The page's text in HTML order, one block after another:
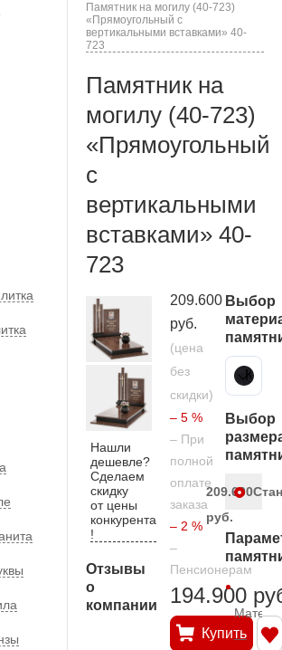
Памятник на могилу (40-723)
«Прямоугольный с
вертикальными вставками» 40-
723
Памятник на
могилу (40-723)
«Прямоугольный
с
вертикальными
вставками» 40-
723
Нашли
дешевле?
Сделаем
скидку
от цены
конкурента
!
Отзывы
о
компании
209.600
руб.
(цена
без
скидки)
– 5 %
– При
полной
оплате
заказа
– 2 %
–
Пенсионерам
194.900
Купить
Выбор
Карельский гранит
Выбор
209.600
руб.
—